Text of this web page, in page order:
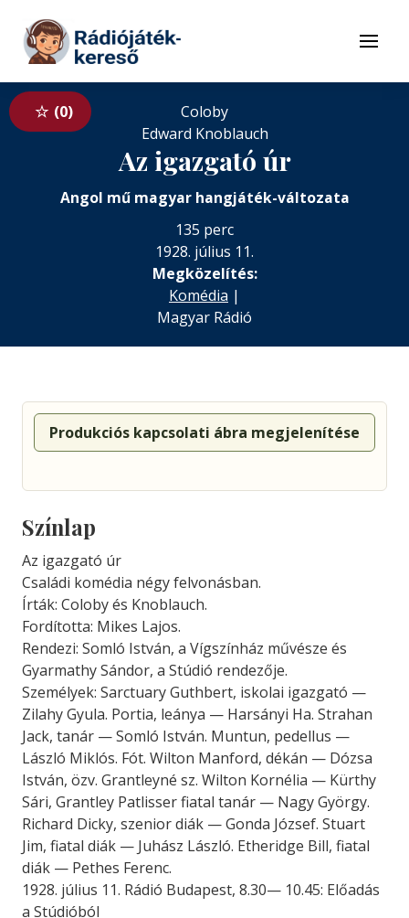
Tovább a tartalomhoz
Menü
0
Coloby
Edward Knoblauch
Az igazgató úr
Angol mű magyar hangjáték-változata
135 perc
1928. július 11.
Megközelítés:
Komédia |
Magyar Rádió
Produkciós kapcsolati ábra megjelenítése
Színlap
Az igazgató úr
Családi komédia négy felvonásban.
Írták: Coloby és Knoblauch.
Fordította: Mikes Lajos.
Rendezi: Somló István, a Vígszínház művésze és
Gyarmathy Sándor, a Stúdió rendezője.
Személyek: Sarctuary Guthbert, iskolai igazgató —
Zilahy Gyula. Portia, leánya — Harsányi Ha. Strahan
Jack, tanár — Somló István. Muntun, pedellus —
László Miklós. Fót. Wilton Manford, dékán — Dózsa
István, özv. Grantleyné sz. Wilton Kornélia — Kürthy
Sári, Grantley Patlisser fiatal tanár — Nagy György.
Richard Dicky, szenior diák — Gonda József. Stuart
Jim, fiatal diák — Juhász László. Etheridge Bill, fiatal
diák — Pethes Ferenc.
1928. július 11. Rádió Budapest, 8.30— 10.45: Előadás
a Stúdióból